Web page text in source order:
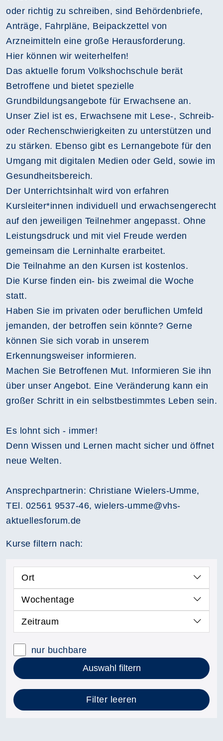
oder richtig zu schreiben, sind Behördenbriefe,
Anträge, Fahrpläne, Beipackzettel von
Arzneimitteln eine große Herausforderung.
Hier können wir weiterhelfen!
Das aktuelle forum Volkshochschule berät
Betroffene und bietet spezielle
Grundbildungsangebote für Erwachsene an.
Unser Ziel ist es, Erwachsene mit Lese-, Schreib-
oder Rechenschwierigkeiten zu unterstützen und
zu stärken. Ebenso gibt es Lernangebote für den
Umgang mit digitalen Medien oder Geld, sowie im
Gesundheitsbereich.
Der Unterrichtsinhalt wird von erfahren
Kursleiter*innen individuell und erwachsengerecht
auf den jeweiligen Teilnehmer angepasst. Ohne
Leistungsdruck und mit viel Freude werden
gemeinsam die Lerninhalte erarbeitet.
Die Teilnahme an den Kursen ist kostenlos.
Die Kurse finden ein- bis zweimal die Woche
statt.
Haben Sie im privaten oder beruflichen Umfeld
jemanden, der betroffen sein könnte? Gerne
können Sie sich vorab in unserem
Erkennungsweiser informieren.
Machen Sie Betroffenen Mut. Informieren Sie ihn
über unser Angebot. Eine Veränderung kann ein
großer Schritt in ein selbstbestimmtes Leben sein.
Es lohnt sich - immer!
Denn Wissen und Lernen macht sicher und öffnet
neue Welten.
Ansprechpartnerin: Christiane Wielers-Umme,
TEl. 02561 9537-46, wielers-umme@vhs-
aktuellesforum.de
Kurse filtern nach:
Ort
Wochentage
Zeitraum
nur buchbare
Auswahl filtern
Filter leeren